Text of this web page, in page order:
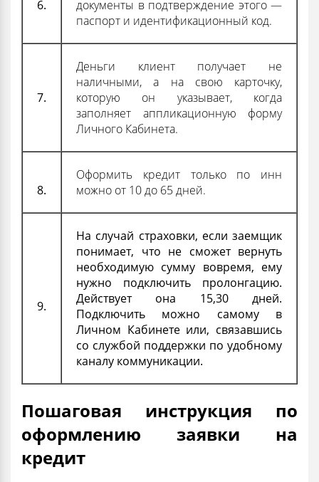
6.
документы в подтверждение этого —
паспорт и идентификационный код.
7.
Деньги клиент получает не
наличными, а на свою карточку,
которую он указывает, когда
заполняет аппликационную форму
Личного Кабинета.
8.
Оформить кредит только по инн
можно от 10 до 65 дней.
9.
На случай страховки, если заемщик
понимает, что не сможет вернуть
необходимую сумму вовремя, ему
нужно подключить пролонгацию.
Действует она 15,30 дней.
Подключить можно самому в
Личном Кабинете или, связавшись
со службой поддержки по удобному
каналу коммуникации.
Пошаговая инструкция по
оформлению заявки на
кредит